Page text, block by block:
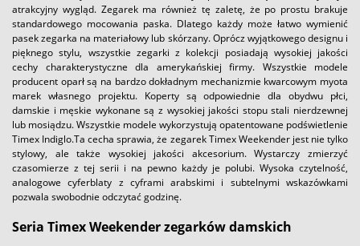
atrakcyjny wygląd. Zegarek ma również tę zaletę, że po prostu brakuje
standardowego mocowania paska. Dlatego każdy może łatwo wymienić
pasek zegarka na materiałowy lub skórzany. Oprócz wyjątkowego designu i
pięknego stylu, wszystkie zegarki z kolekcji posiadają wysokiej jakości
cechy charakterystyczne dla amerykańskiej firmy. Wszystkie modele
producent oparł są na bardzo dokładnym mechanizmie kwarcowym myota
marek własnego projektu. Koperty są odpowiednie dla obydwu płci,
damskie i męskie wykonane są z wysokiej jakości stopu stali nierdzewnej
lub mosiądzu. Wszystkie modele wykorzystują opatentowane podświetlenie
Timex Indiglo.Ta cecha sprawia, że zegarek Timex Weekender jest nie tylko
stylowy, ale także wysokiej jakości akcesorium. Wystarczy zmierzyć
czasomierze z tej serii i na pewno każdy je polubi. Wysoka czytelność,
analogowe cyferblaty z cyframi arabskimi i subtelnymi wskazówkami
pozwala swobodnie odczytać godzinę.
Seria Timex Weekender zegarków damskich